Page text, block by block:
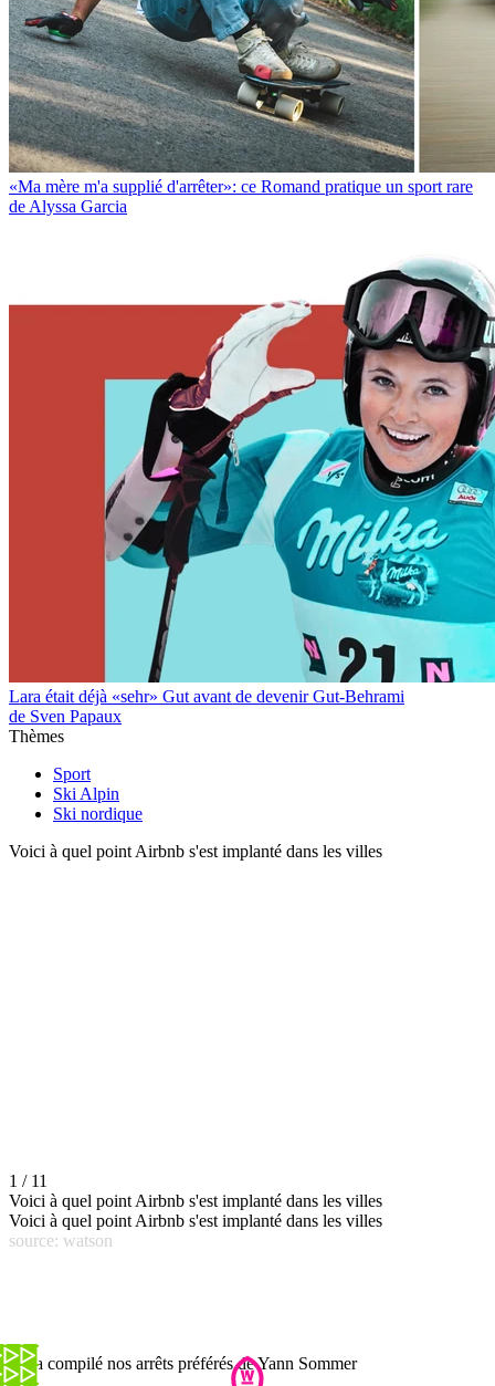
«Ma mère m'a supplié d'arrêter»: ce Romand pratique un sport rare
de Alyssa Garcia
Lara était déjà «sehr» Gut avant de devenir Gut-Behrami
de Sven Papaux
Thèmes
Sport
Ski Alpin
Ski nordique
Voici à quel point Airbnb s'est implanté dans les villes
1 / 11
Voici à quel point Airbnb s'est implanté dans les villes
Voici à quel point Airbnb s'est implanté dans les villes
source: watson
On a compilé nos arrêts préférés de Yann Sommer